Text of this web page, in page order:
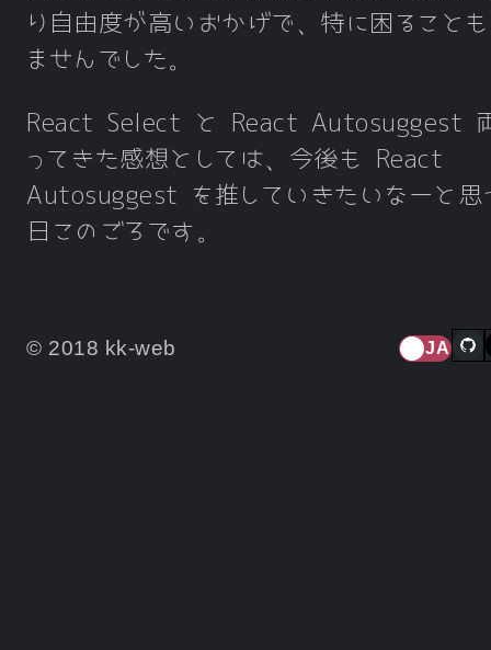
り自由度が高いおかげで、特に困ること
ませんでした。
React Select と React Autosuggest
ってきた感想としては、今後も React
Autosuggest を推していきたいなーと思
日このごろです。
© 2018 kk-web JA